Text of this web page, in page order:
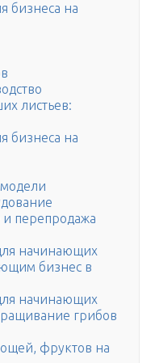
бизнеса на
листьев:
бизнеса на
и перепродажа
начинающих
бизнес в
начинающих
грибов
фруктов на